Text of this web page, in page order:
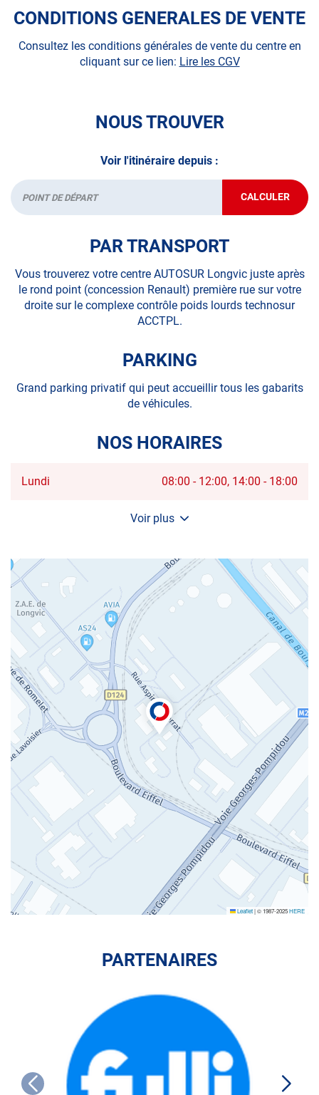
volontaire / partiel
N’attendez plus pour votre sécurité et faire vérifier votre
véhicule : Prenez RDV dans votre centre de contrôle
CONDITIONS GENERALES DE VENTE
Consultez les conditions générales de vente du centre en
cliquant sur ce lien: Lire les CGV
NOUS TROUVER
Voir l'itinéraire depuis :
Départ CALCULER
JUSQU'AU
POINT
PAR TRANSPORT
Vous trouverez votre centre AUTOSUR Longvic juste après
le rond point (concession Renault) première rue sur votre
droite sur le complexe contrôle poids lourds technosur
ACCTPL.
PARKING
Grand parking privatif qui peut accueillir tous les gabarits
de véhicules.
NOS HORAIRES
Horaires
Lundi 08:00 - 12:00 14:00 - 18:00
Voir plus
et
d'ouverture
centre
AUTOSUR
LONGVIC
Leaflet|© 1987-2025HERE
PARTENAIRES